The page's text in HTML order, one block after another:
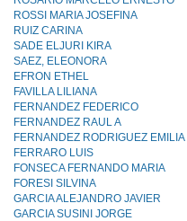
ROSSI MARIA JOSEFINA
RUIZ CARINA
SADE ELJURI KIRA
SAEZ, ELEONORA
EFRON ETHEL
FAVILLA LILIANA
FERNANDEZ FEDERICO
FERNANDEZ RAUL A
FERNANDEZ RODRIGUEZ EMILIA
FERRARO LUIS
FONSECA FERNANDO MARIA
FORESI SILVINA
GARCIA ALEJANDRO JAVIER
GARCIA SUSINI JORGE